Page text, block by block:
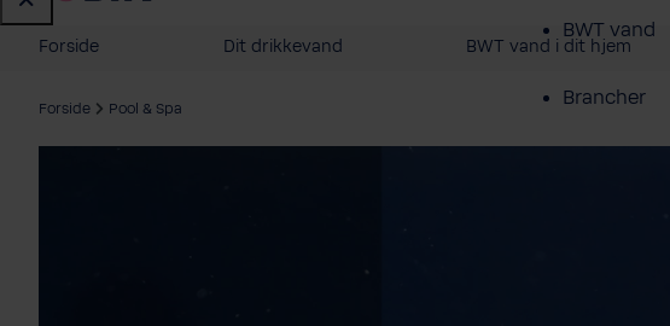
BWT vand
Brancher
Forside Dit drikkevand BWT vand i dit hjem
Forside Pool & Spa